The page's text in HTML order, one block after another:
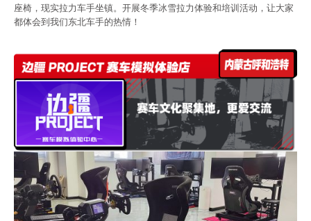
座椅，现实拉力车手坐镇。开展冬季冰雪拉力体验和培训活动，让大家
都体会到我们东北车手的热情！